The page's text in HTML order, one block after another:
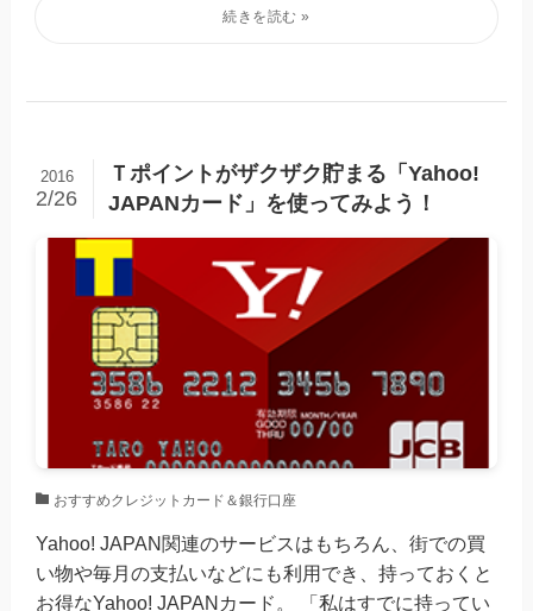
Ｔポイントがザクザク貯まる「Yahoo!
JAPANカード」を使ってみよう！
2016
2/26
おすすめクレジットカード＆銀行口座
Yahoo! JAPAN関連のサービスはもちろん、街での買
い物や毎月の支払いなどにも利用でき、持っておくと
お得なYahoo! JAPANカード。 「私はすでに持ってい